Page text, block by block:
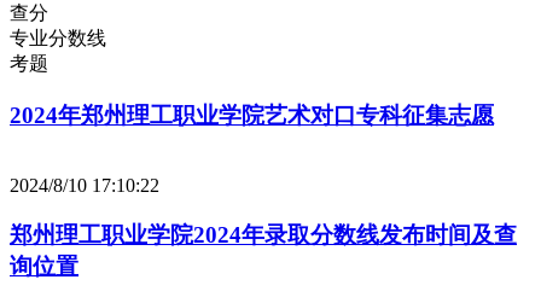
查分
专业分数线
考题
2024年郑州理工职业学院艺术对口专科征集志愿
2024/8/10 17:10:22
郑州理工职业学院2024年录取分数线发布时间及查
询位置